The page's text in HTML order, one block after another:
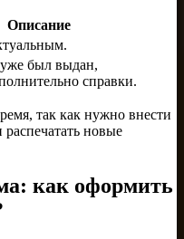
Описание
был выдан,
справки.
так как нужно внести
новые
как оформить